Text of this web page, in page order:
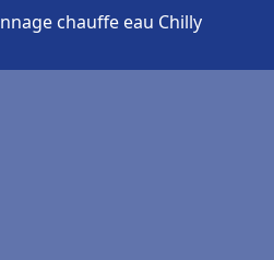
chauffe eau Chilly